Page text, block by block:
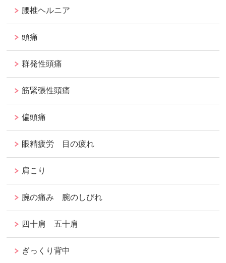
腰椎ヘルニア
頭痛
群発性頭痛
筋緊張性頭痛
偏頭痛
眼精疲労 目の疲れ
肩こり
腕の痛み 腕のしびれ
四十肩 五十肩
ぎっくり背中